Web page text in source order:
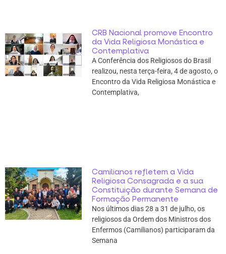
CRB Nacional promove Encontro
da Vida Religiosa Monástica e
Contemplativa
A Conferência dos Religiosos do Brasil
realizou, nesta terça-feira, 4 de agosto, o
Encontro da Vida Religiosa Monástica e
Contemplativa,
Camilianos refletem a Vida
Religiosa Consagrada e a sua
Constituição durante Semana de
Formação Permanente
Nos últimos dias 28 a 31 de julho, os
religiosos da Ordem dos Ministros dos
Enfermos (Camilianos) participaram da
Semana